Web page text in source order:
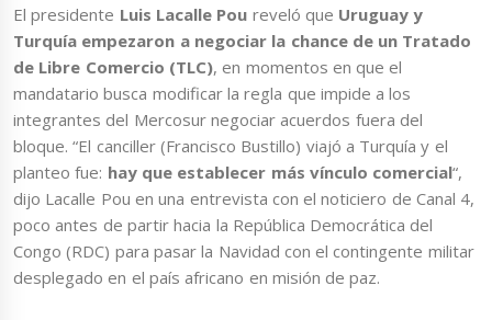
El presidente Luis Lacalle Pou reveló que Uruguay y
Turquía empezaron a negociar la chance de un Tratado
de Libre Comercio (TLC), en momentos en que el
mandatario busca modificar la regla que impide a los
integrantes del Mercosur negociar acuerdos fuera del
bloque. “El canciller (Francisco Bustillo) viajó a Turquía y el
planteo fue: hay que establecer más vínculo comercial“,
dijo Lacalle Pou en una entrevista con el noticiero de Canal 4,
poco antes de partir hacia la República Democrática del
Congo (RDC) para pasar la Navidad con el contingente militar
desplegado en el país africano en misión de paz.